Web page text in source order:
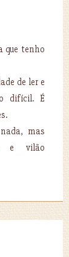
que tenho
de ler e
difícil. É
mas
e vilão